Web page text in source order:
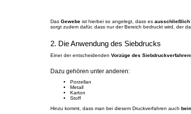
Das Gewebe ist hierbei so angelegt, dass es ausschließlich
sorgt zudem dafür, dass nur der Bereich bedruckt wird, der
2. Die Anwendung des Siebdrucks
Einer der entscheidenden Vorzüge des
Dazu gehören unter anderen:
Porzellan
Metall
Karton
Stoff
Hinzu kommt, dass man bei diesem Druckverfahren auch